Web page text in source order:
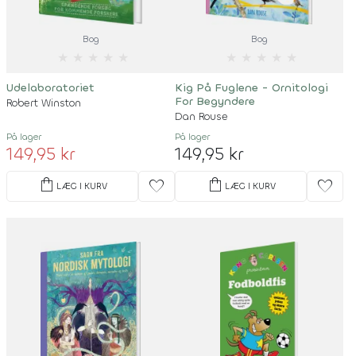
Bog
Udelaboratoriet
Robert Winston
På lager
149,95 kr
shopping_bag LÆG I KURV favorite
Bog
Kig På Fuglene - Ornitologi
For Begyndere
Dan Rouse
På lager
149,95 kr
shopping_bag LÆG I KURV favorite